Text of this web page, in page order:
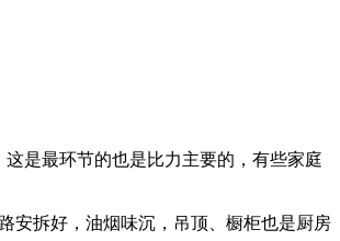
是最环节的也是比力主要的，有些家庭
拆好，油烟味沉，吊顶、橱柜也是厨房